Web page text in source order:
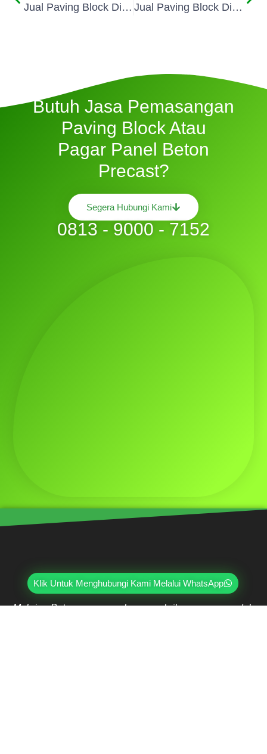
Klik Untuk Menghubungi Kami Melalui WhatsApp
Jual Paving Block Di Petir Cipondoh Jual Paving Block Di Poris Plawad Indah
Butuh Jasa Pemasangan
Paving Block Atau
Pagar Panel Beton
Precast?
Segera Hubungi Kami
0813 - 9000 - 7152
Mahri Beton, merupakan pabrik yang sudah